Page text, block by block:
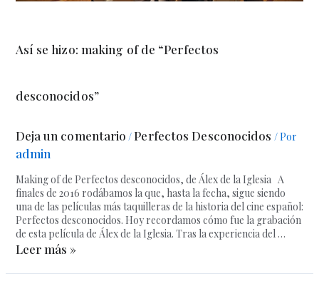
Así se hizo: making of de “Perfectos
desconocidos”
Deja un comentario /Perfectos Desconocidos / Por
admin
Making of de Perfectos desconocidos, de Álex de la Iglesia A
finales de 2016 rodábamos la que, hasta la fecha, sigue siendo
una de las películas más taquilleras de la historia del cine español:
Perfectos desconocidos. Hoy recordamos cómo fue la grabación
de esta película de Álex de la Iglesia. Tras la experiencia del …
Leer más »